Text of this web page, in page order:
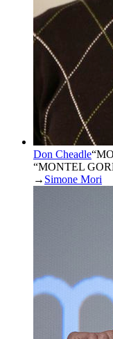
Don Cheadle“
“MONTEL
→ Simone Mori